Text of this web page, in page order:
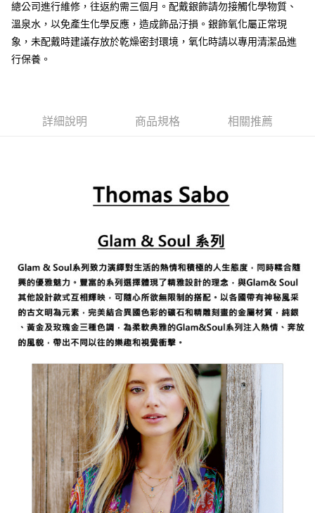
每筆NT$100，滿NT$3,000(含以上)免運費
總公司進行維修，往返約需三個月。配戴銀飾請勿接觸化學物質、
溫泉水，以免產生化學反應，造成飾品汙損。銀飾氧化屬正常現
象，未配戴時建議存放於乾燥密封環境，氧化時請以專用清潔品進
行保養。
詳細說明 商品規格 相關推薦